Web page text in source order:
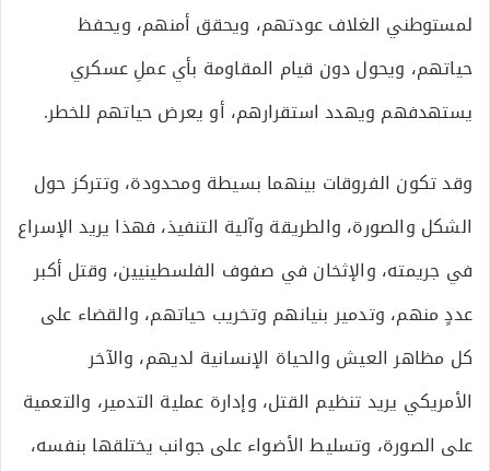
لمستوطني الغلاف عودتهم، ويحقق أمنهم، ويحفظ
حياتهم، ويحول دون قيام المقاومة بأي عملِ عسكري
يستهدفهم ويهدد استقرارهم، أو يعرض حياتهم للخطر.
وقد تكون الفروقات بينهما بسيطة ومحدودة، وتتركز حول
الشكل والصورة، والطريقة وآلية التنفيذ، فهذا يريد الإسراع
في جريمته، والإثخان في صفوف الفلسطينيين، وقتل أكبر
عددٍ منهم، وتدمير بنيانهم وتخريب حياتهم، والقضاء على
كل مظاهر العيش والحياة الإنسانية لديهم، والآخر
الأمريكي يريد تنظيم القتل، وإدارة عملية التدمير، والتعمية
على الصورة، وتسليط الأضواء على جوانب يختلقها بنفسه،